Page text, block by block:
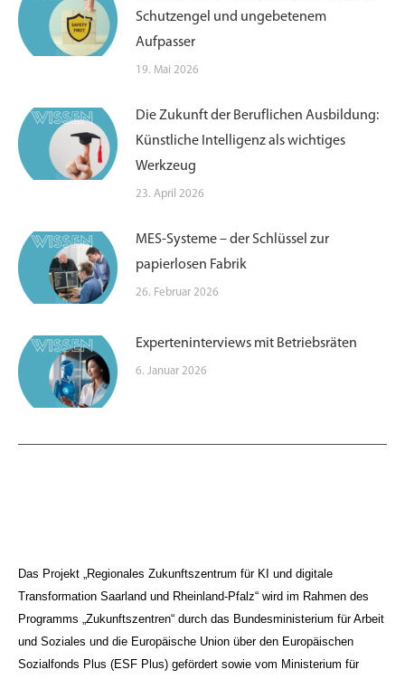
Schutzengel und ungebetenem
Aufpasser
19. Mai 2026
Die Zukunft der Beruflichen Ausbildung:
Künstliche Intelligenz als wichtiges
Werkzeug
23. April 2026
MES-Systeme – der Schlüssel zur
papierlosen Fabrik
26. Februar 2026
Experteninterviews mit Betriebsräten
6. Januar 2026
Das Projekt „Regionales Zukunftszentrum für KI und digitale
Transformation Saarland und Rheinland-Pfalz“ wird im Rahmen des
Programms „Zukunftszentren“ durch das Bundesministerium für Arbeit
und Soziales und die Europäische Union über den Europäischen
Sozialfonds Plus (ESF Plus) gefördert sowie vom Ministerium für